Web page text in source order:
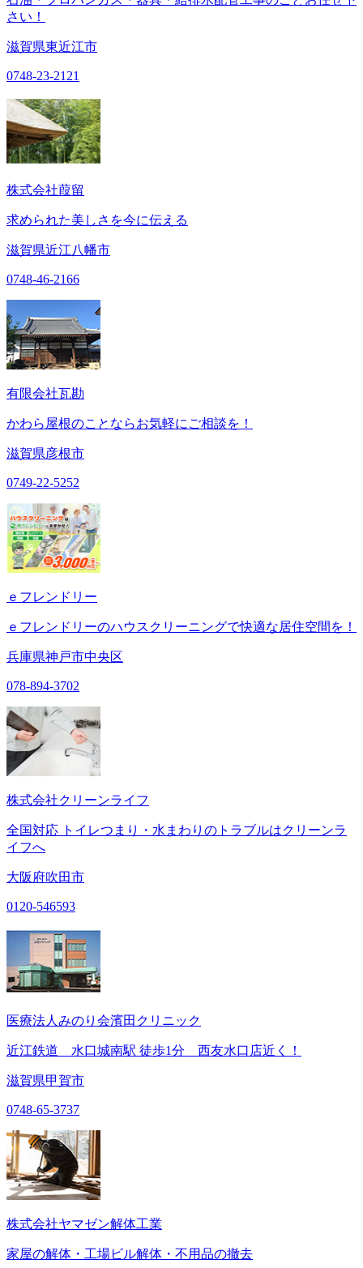
さい！
滋賀県東近江市
0748-23-2121
株式会社葭留
求められた美しさを今に伝える
滋賀県近江八幡市
0748-46-2166
有限会社瓦勘
かわら屋根のことならお気軽にご相談を！
滋賀県彦根市
0749-22-5252
ｅフレンドリー
ｅフレンドリーのハウスクリーニングで快適な居住空間を！
兵庫県神戸市中央区
078-894-3702
株式会社クリーンライフ
全国対応 トイレつまり・水まわりのトラブルはクリーンラ
イフへ
大阪府吹田市
0120-546593
医療法人みのり会濱田クリニック
近江鉄道 水口城南駅 徒歩1分 西友水口店近く！
滋賀県甲賀市
0748-65-3737
株式会社ヤマゼン解体工業
家屋の解体・工場ビル解体・不用品の撤去